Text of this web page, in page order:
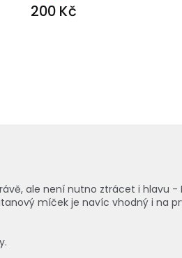
200 Kč
ale není nutno ztrácet i hlavu -
míček je navíc vhodný i na